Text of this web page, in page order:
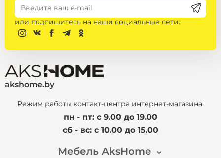
или подпишитесь на наши социальные сети:
akshome.by
Режим работы контакт-центра интернет-магазина:
пн - пт: с 9.00 до 19.00
сб - вс: с 10.00 до 15.00
Мебель AksHome